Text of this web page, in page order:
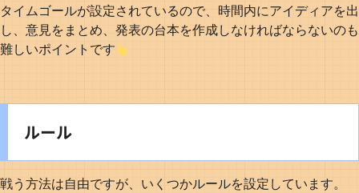
タイムゴールが設定されているので、時間内にアイディアを出
し、意見をまとめ、発表の台本を作成しなければならないのも
難しいポイントです
ルール
戦う方法は自由ですが、いくつかルールを設定しています。